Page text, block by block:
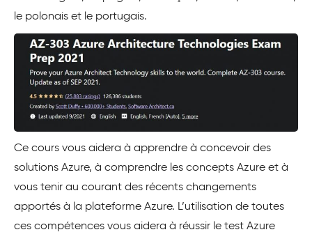
le polonais et le portugais.
Ce cours vous aidera à apprendre à concevoir des
solutions Azure, à comprendre les concepts Azure et à
vous tenir au courant des récents changements
apportés à la plateforme Azure. L’utilisation de toutes
ces compétences vous aidera à réussir le test Azure